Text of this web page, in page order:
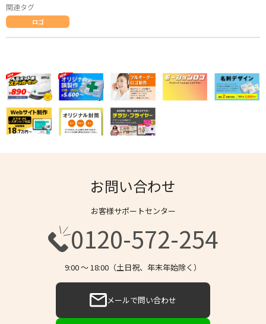
関連タグ
ロゴ
お問い合わせ
お客様サポートセンター
0120-572-254
9:00 〜 18:00（土日祝、年末年始除く）
メールで問い合わせ